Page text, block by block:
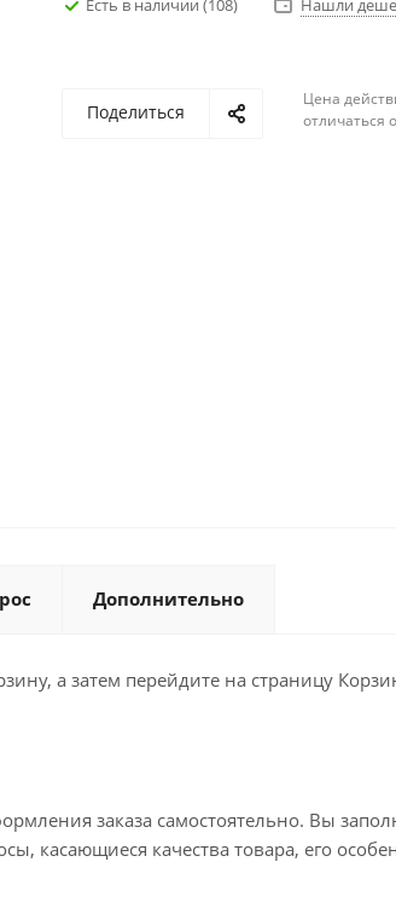
Нашли
Поделиться
Цена
отличаться
Дополнительно
а затем перейдите на страницу
заказа самостоятельно. Вы
касающиеся качества товара, его